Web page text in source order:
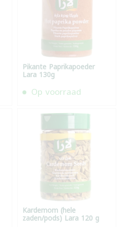
Pikante Paprikapoeder
Lara 130g
Op voorraad
Kardemom (hele
zaden/pods) Lara 120 g